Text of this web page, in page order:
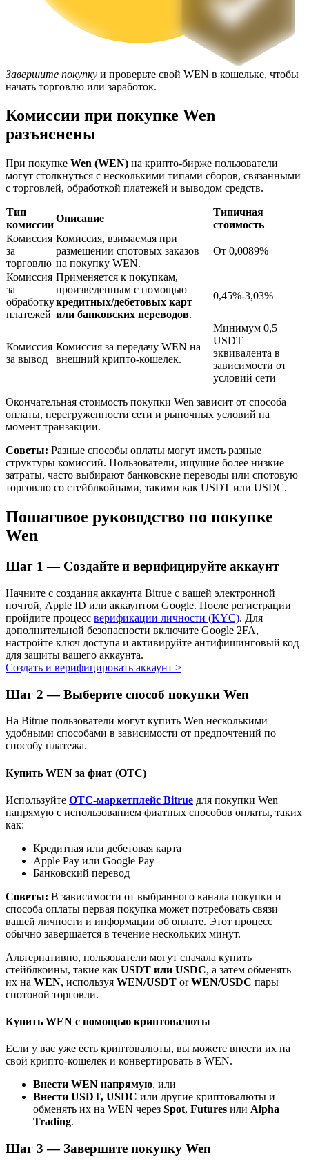
Блокировки BTR
Эксклюзивные инвестиции для владельцев BTR
Кредиты
Сервис заимствований, обеспеченных криптовалютой
Авто Инвест
Получите долгосрочную прибыль и гибкие проценты
Изучите стейкинг
Узнайте о пассивном доходе
Bitrue
AI
Bitrue Партнеры
Партнеры Bitrue
До 65% комиссии!
Реферал
Пригласите друга, чтобы получить денежные
вознаграждения
Завершите покупку и проверьте свой WEN в кошельке, чтобы
начать торговлю или заработок.
Комиссии при покупке Wen
разъяснены
При покупке Wen (WEN) на крипто-бирже пользователи
могут столкнуться с несколькими типами сборов, связанными
с торговлей, обработкой платежей и выводом средств.
Тип
комиссии
Описание
Типичная
стоимость
Комиссия
за
торговлю
Комиссия, взимаемая при
размещении спотовых заказов
на покупку WEN.
От 0,0089%
Комиссия
за
обработку
платежей
Применяется к покупкам,
произведенным с помощью
кредитных/дебетовых карт
или банковских переводов.
0,45%-3,03%
Комиссия
за вывод
Комиссия за передачу WEN на
внешний крипто-кошелек.
Минимум 0,5
USDT
эквивалента в
зависимости от
условий сети
Окончательная стоимость покупки Wen зависит от способа
оплаты, перегруженности сети и рыночных условий на
момент транзакции.
Советы: Разные способы оплаты могут иметь разные
структуры комиссий. Пользователи, ищущие более низкие
затраты, часто выбирают банковские переводы или спотовую
торговлю со стейблкойнами, такими как USDT или USDC.
Пошаговое руководство по покупке
Wen
Шаг 1 — Создайте и верифицируйте аккаунт
Начните с создания аккаунта Bitrue с вашей электронной
почтой, Apple ID или аккаунтом Google. После регистрации
пройдите процесс верификации личности (KYC). Для
дополнительной безопасности включите Google 2FA,
настройте ключ доступа и активируйте антифишинговый код
для защиты вашего аккаунта.
Создать и верифицировать аккаунт >
Шаг 2 — Выберите способ покупки Wen
На Bitrue пользователи могут купить Wen несколькими
удобными способами в зависимости от предпочтений по
способу платежа.
Купить WEN за фиат (OTC)
Используйте OTC-маркетплейс Bitrue для покупки Wen
напрямую с использованием фиатных способов оплаты, таких
как:
Кредитная или дебетовая карта
Apple Pay или Google Pay
Банковский перевод
Советы: В зависимости от выбранного канала покупки и
способа оплаты первая покупка может потребовать связи
вашей личности и информации об оплате. Этот процесс
обычно завершается в течение нескольких минут.
Альтернативно, пользователи могут сначала купить
стейблкоины, такие как USDT или USDC, а затем обменять
их на WEN, используя WEN/USDT orWEN/USDC пары
спотовой торговли.
Купить WEN с помощью криптовалюты
Если у вас уже есть криптовалюты, вы можете внести их на
свой крипто-кошелек и конвертировать в WEN.
Внести WEN напрямую, или
Внести USDT, USDC или другие криптовалюты и
обменять их на WEN через Spot, Futures или Alpha
Trading.
Шаг 3 —Завершите покупку Wen